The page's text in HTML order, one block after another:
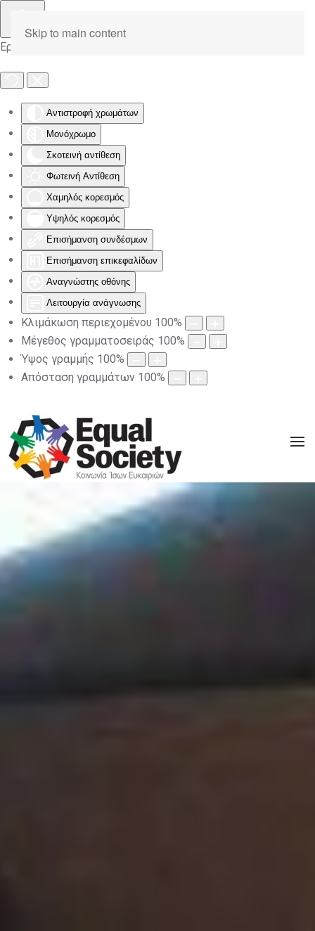
Εργαλειοθήκη Προσβασιμότητας
Αντιστροφή χρωμάτων
Μονόχρωμο
Σκοτεινή αντίθεση
Φωτεινή Αντίθεση
Χαμηλός κορεσμός
Υψηλός κορεσμός
Επισήμανση συνδέσμων
Επισήμανση επικεφαλίδων
Αναγνώστης οθόνης
Λειτουργία ανάγνωσης
Κλιμάκωση περιεχομένου 100%
Μέγεθος γραμματοσειράς 100%
Ύψος γραμμής 100%
Απόσταση γραμμάτων 100%
Skip to main content